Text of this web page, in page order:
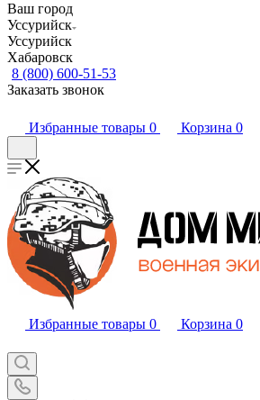
Ваш город
Уссурийск
Уссурийск
Хабаровск
8 (800) 600-51-53
Заказать звонок
Избранные товары 0 Корзина 0
Избранные товары 0 Корзина 0